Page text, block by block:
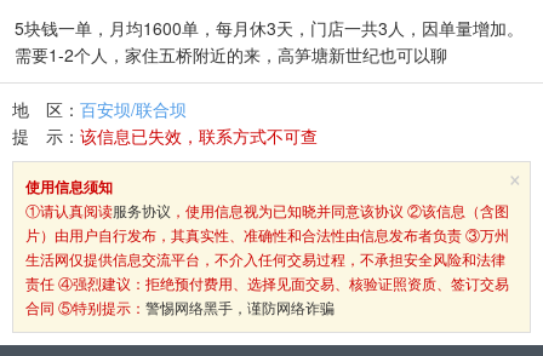
5块钱一单，月均1600单，每月休3天，门店一共3人，因单量增加。
需要1-2个人，家住五桥附近的来，高笋塘新世纪也可以聊
地 区： 百安坝/联合坝
提 示： 该信息已失效，联系方式不可查
×
使用信息须知
①请认真阅读服务协议 ，使用信息视为已知晓并同意该协议 ②该信息（含图
片）由用户自行发布，其真实性、准确性和合法性由信息发布者负责 ③万州
生活网仅提供信息交流平台，不介入任何交易过程，不承担安全风险和法律
责任 ④强烈建议：拒绝预付费用、选择见面交易、核验证照资质、签订交易
合同 ⑤特别提示： 警惕网络黑手，谨防网络诈骗